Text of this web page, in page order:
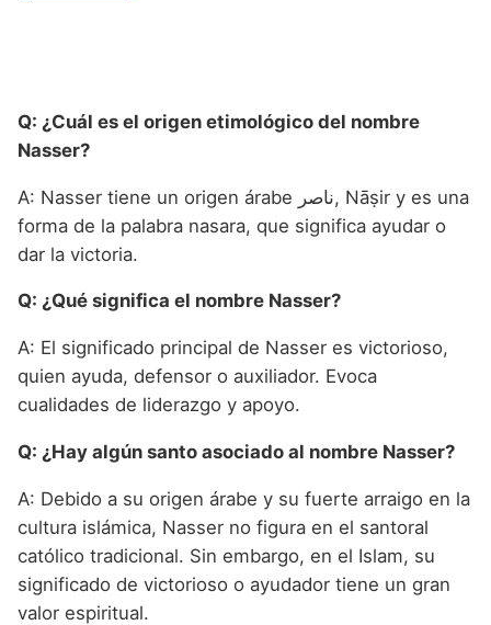
Q: ¿Cuál es el origen etimológico del nombre
Nasser?
A: Nasser tiene un origen árabe ناصر, Nāṣir y es una
forma de la palabra nasara, que significa ayudar o
dar la victoria.
Q: ¿Qué significa el nombre Nasser?
A: El significado principal de Nasser es victorioso,
quien ayuda, defensor o auxiliador. Evoca
cualidades de liderazgo y apoyo.
Q: ¿Hay algún santo asociado al nombre Nasser?
A: Debido a su origen árabe y su fuerte arraigo en la
cultura islámica, Nasser no figura en el santoral
católico tradicional. Sin embargo, en el Islam, su
significado de victorioso o ayudador tiene un gran
valor espiritual.